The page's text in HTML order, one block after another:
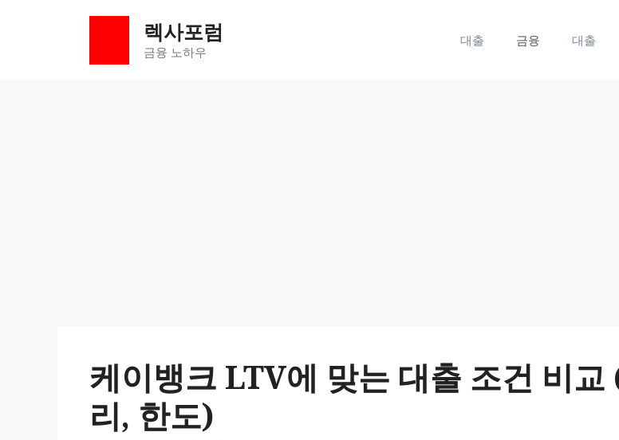
렉사포럼
금융 노하우
대출 금융 대출
케이뱅크 LTV에 맞는 대출 조건 비교
리, 한도)